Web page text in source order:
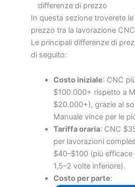
differenze di prezzo
In questa sezione troverete
prezzo tra la lavorazione
Le principali differenze di
di seguito:
Costo iniziale: CNC
$100.000+ rispetto a
$20.000+), grazie al
Manuale vince per le
Tariffa oraria: CNC
per lavorazioni
$40–$100 (più efficace
1,5–2 volte inferiore).
Costo per parte: